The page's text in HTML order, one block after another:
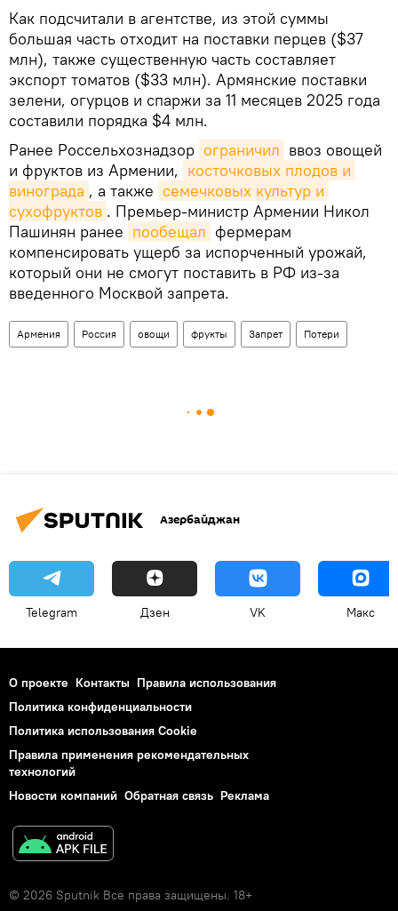
Как подсчитали в агентстве, из этой суммы
большая часть отходит на поставки перцев ($37
млн), также существенную часть составляет
экспорт томатов ($33 млн). Армянские поставки
зелени, огурцов и спаржи за 11 месяцев 2025 года
составили порядка $4 млн.
Ранее Россельхознадзор ограничил ввоз овощей
и фруктов из Армении, косточковых плодов и
винограда , а также семечковых культур и
сухофруктов . Премьер-министр Армении Никол
Пашинян ранее пообещал фермерам
компенсировать ущерб за испорченный урожай,
который они не смогут поставить в РФ из-за
введенного Москвой запрета.
Армения Россия овощи фрукты Запрет Потери
Азербайджан
Telegram Дзен VK Макс
О проекте Контакты Правила использования
Политика конфиденциальности
Политика использования Cookie
Правила применения рекомендательных
технологий
Новости компаний Обратная связь Реклама
© 2026 Sputnik Все права защищены. 18+